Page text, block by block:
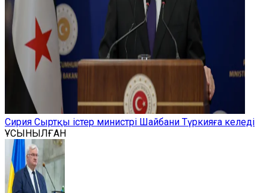
Сирия Сыртқы істер министрі Шайбани Түркияға келеді
ҰСЫНЫЛҒАН